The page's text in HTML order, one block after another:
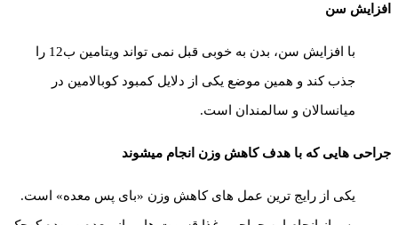
افزایش سن
با افزایش سن، بدن به خوبی قبل نمی تواند ویتامین ب12 را
جذب کند و همین موضع یکی از دلایل کمبود کوبالامین در
میانسالان و سالمندان است.
جراحی هایی که با هدف کاهش وزن انجام میشوند
یکی از رایج ترین عمل های کاهش وزن «بای پس معده» است.